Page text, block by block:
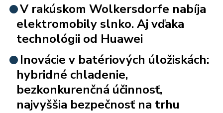
V rakúskom Wolkersdorfe nabíja
elektromobily slnko. Aj vďaka
technológii od Huawei
Inovácie v batériových úložiskách:
hybridné chladenie,
bezkonkurenčná účinnosť,
najvyššia bezpečnosť na trhu